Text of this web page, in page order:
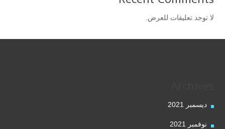
لا توجد تعليقات للعرض.
ديسمبر 2021
نوفمبر 2021